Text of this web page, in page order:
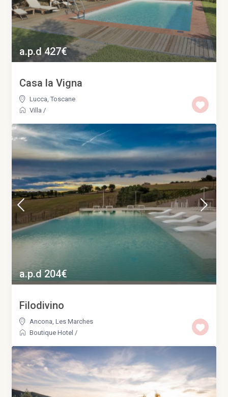
a.p.d 427€
Casa la Vigna
Lucca,Toscane
Villa /
a.p.d 204€
Filodivino
Ancona ,Les Marches
Boutique Hotel /